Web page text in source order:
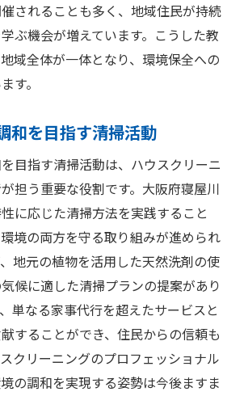
されることも多く、地域住民が持続
ぶ機会が増えています。こうした教
域全体が一体となり、環境保全への
す。
和を目指す清掃活動
目指す清掃活動は、ハウスクリーニ
担う重要な役割です。大阪府寝屋川
に応じた清掃方法を実践すること
境の両方を守る取り組みが進められ
地元の植物を活用した天然洗剤の使
候に適した清掃プランの提案があり
単なる家事代行を超えたサービスと
することができ、住民からの信頼も
クリーニングのプロフェッショナル
の調和を実現する姿勢は今後ますま